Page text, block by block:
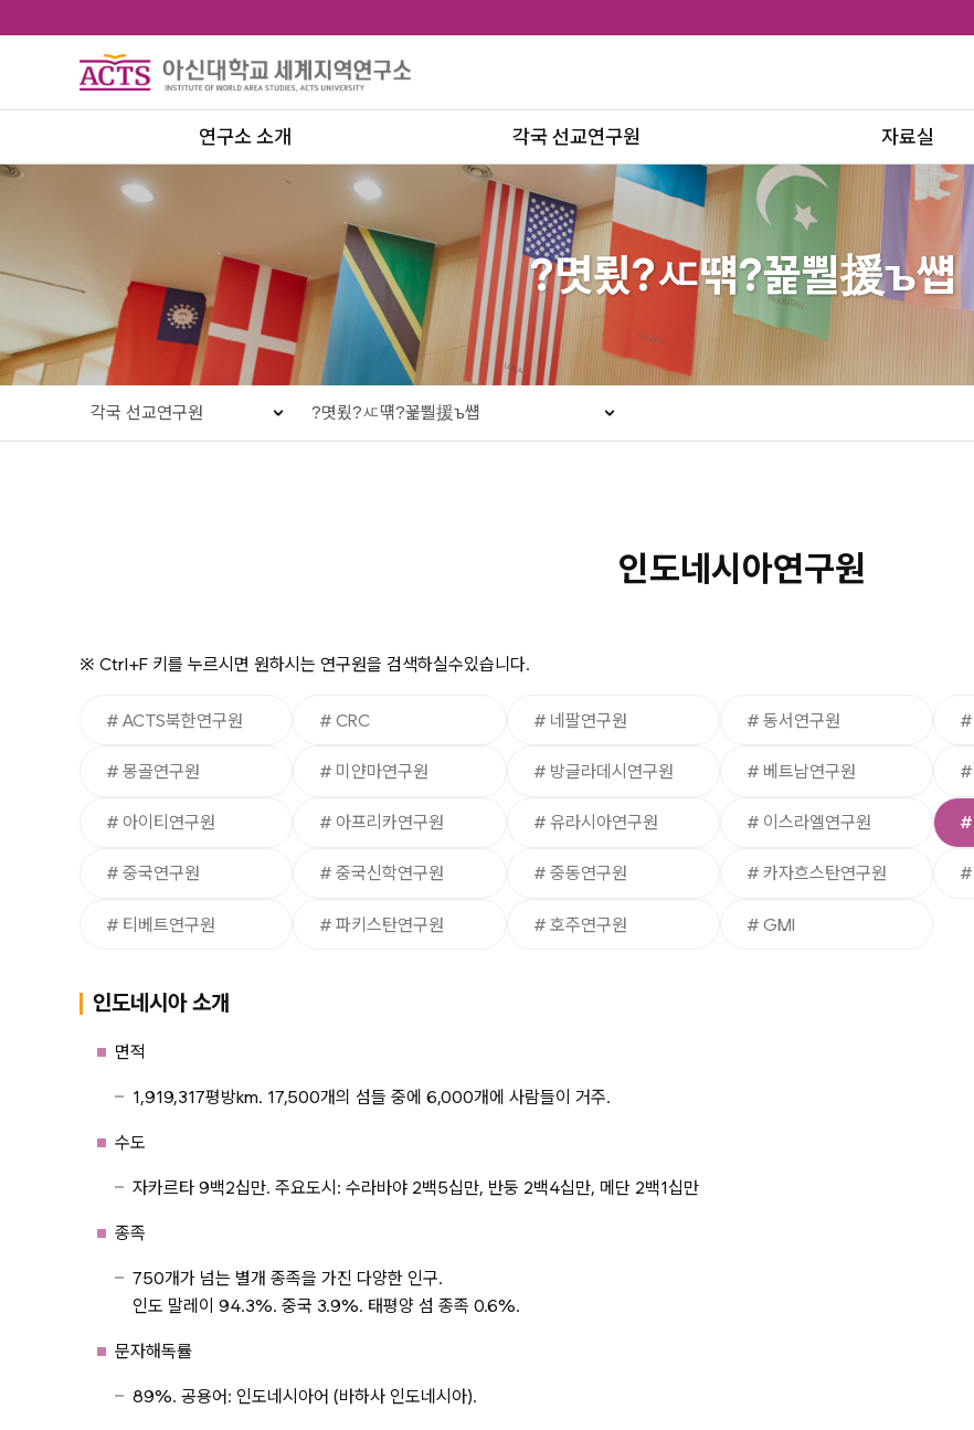
연구소 소개
오시는 길 및 연락처
각국 선교연구원
연구원 현황
연구원별 게시판
자료실
문서자료
출판물
?몃룄?ㅼ떆?꾩뿰援ъ썝
각국 선교연구원 ?몃룄?ㅼ떆?꾩뿰援ъ썝
인도네시아연구원
※ Ctrl+F 키를 누르시면 원하시는 연구원을 검색하실수있습니다.
# ACTS북한연구원 # CRC # 네팔연구원 # 동서연구원 #
# 몽골연구원 # 미얀마연구원 # 방글라데시연구원 # 베트남연구원 #
# 아이티연구원 # 아프리카연구원 # 유라시아연구원 # 이스라엘연구원 #
# 중국연구원 # 중국신학연구원 # 중동연구원 # 카자흐스탄연구원 #
# 티베트연구원 # 파키스탄연구원 # 호주연구원 # GMI
인도네시아 소개
면적
1,919,317평방km. 17,500개의 섬들 중에 6,000개에 사람들이 거주.
수도
자카르타 9백2십만. 주요도시: 수라바야 2백5십만, 반둥 2백4십만, 메단 2백1십만
종족
750개가 넘는 별개 종족을 가진 다양한 인구.
인도 말레이 94.3%. 중국 3.9%. 태평양 섬 종족 0.6%.
문자해독률
89%. 공용어: 인도네시아어 (바하사 인도네시아).